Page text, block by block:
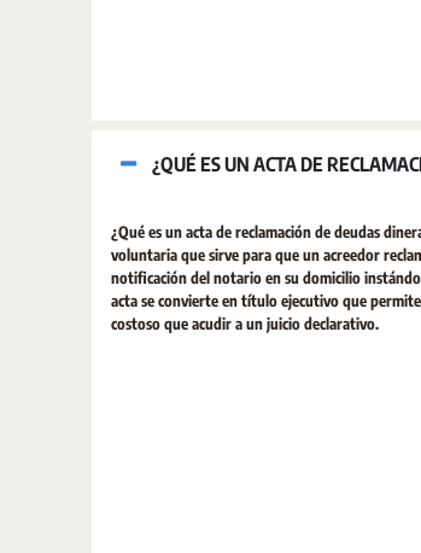
¿QUÉ ES UN ACTA DE
¿Qué es un acta de reclamación de deudas
voluntaria que sirve para que un acreedor
notificación del notario en su domicilio
acta se convierte en título ejecutivo que
costoso que acudir a un juicio declarativo.